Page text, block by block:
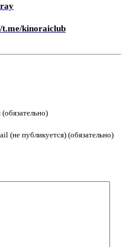
t.me/kinoraiclub
(не публикуется) (обязательно)